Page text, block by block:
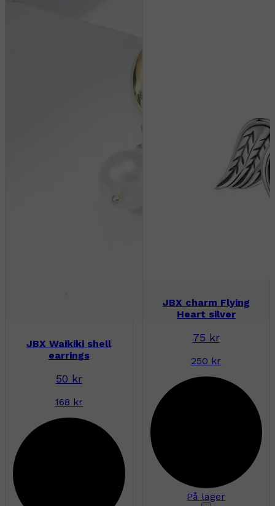
JBX Waikiki shell
earrings
50 kr
168 kr
JBX charm Flying
Heart silver
75 kr
250 kr
På lager